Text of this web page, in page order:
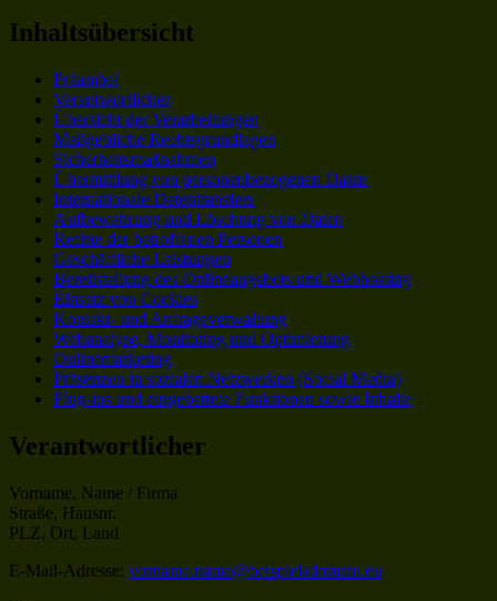
Inhaltsübersicht
Präambel
Verantwortlicher
Übersicht der Verarbeitungen
Maßgebliche Rechtsgrundlagen
Sicherheitsmaßnahmen
Übermittlung von personenbezogenen Daten
Internationale Datentransfers
Aufbewahrung und Löschung von Daten
Rechte der betroffenen Personen
Geschäftliche Leistungen
Bereitstellung des Onlineangebots und Webhosting
Einsatz von Cookies
Kontakt- und Anfrageverwaltung
Webanalyse, Monitoring und Optimierung
Onlinemarketing
Präsenzen in sozialen Netzwerken (Social Media)
Plug-ins und eingebettete Funktionen sowie Inhalte
Verantwortlicher
Vorname, Name / Firma
Straße, Hausnr.
PLZ, Ort, Land
E-Mail-Adresse: vorname.name@beispielsdomain.eu